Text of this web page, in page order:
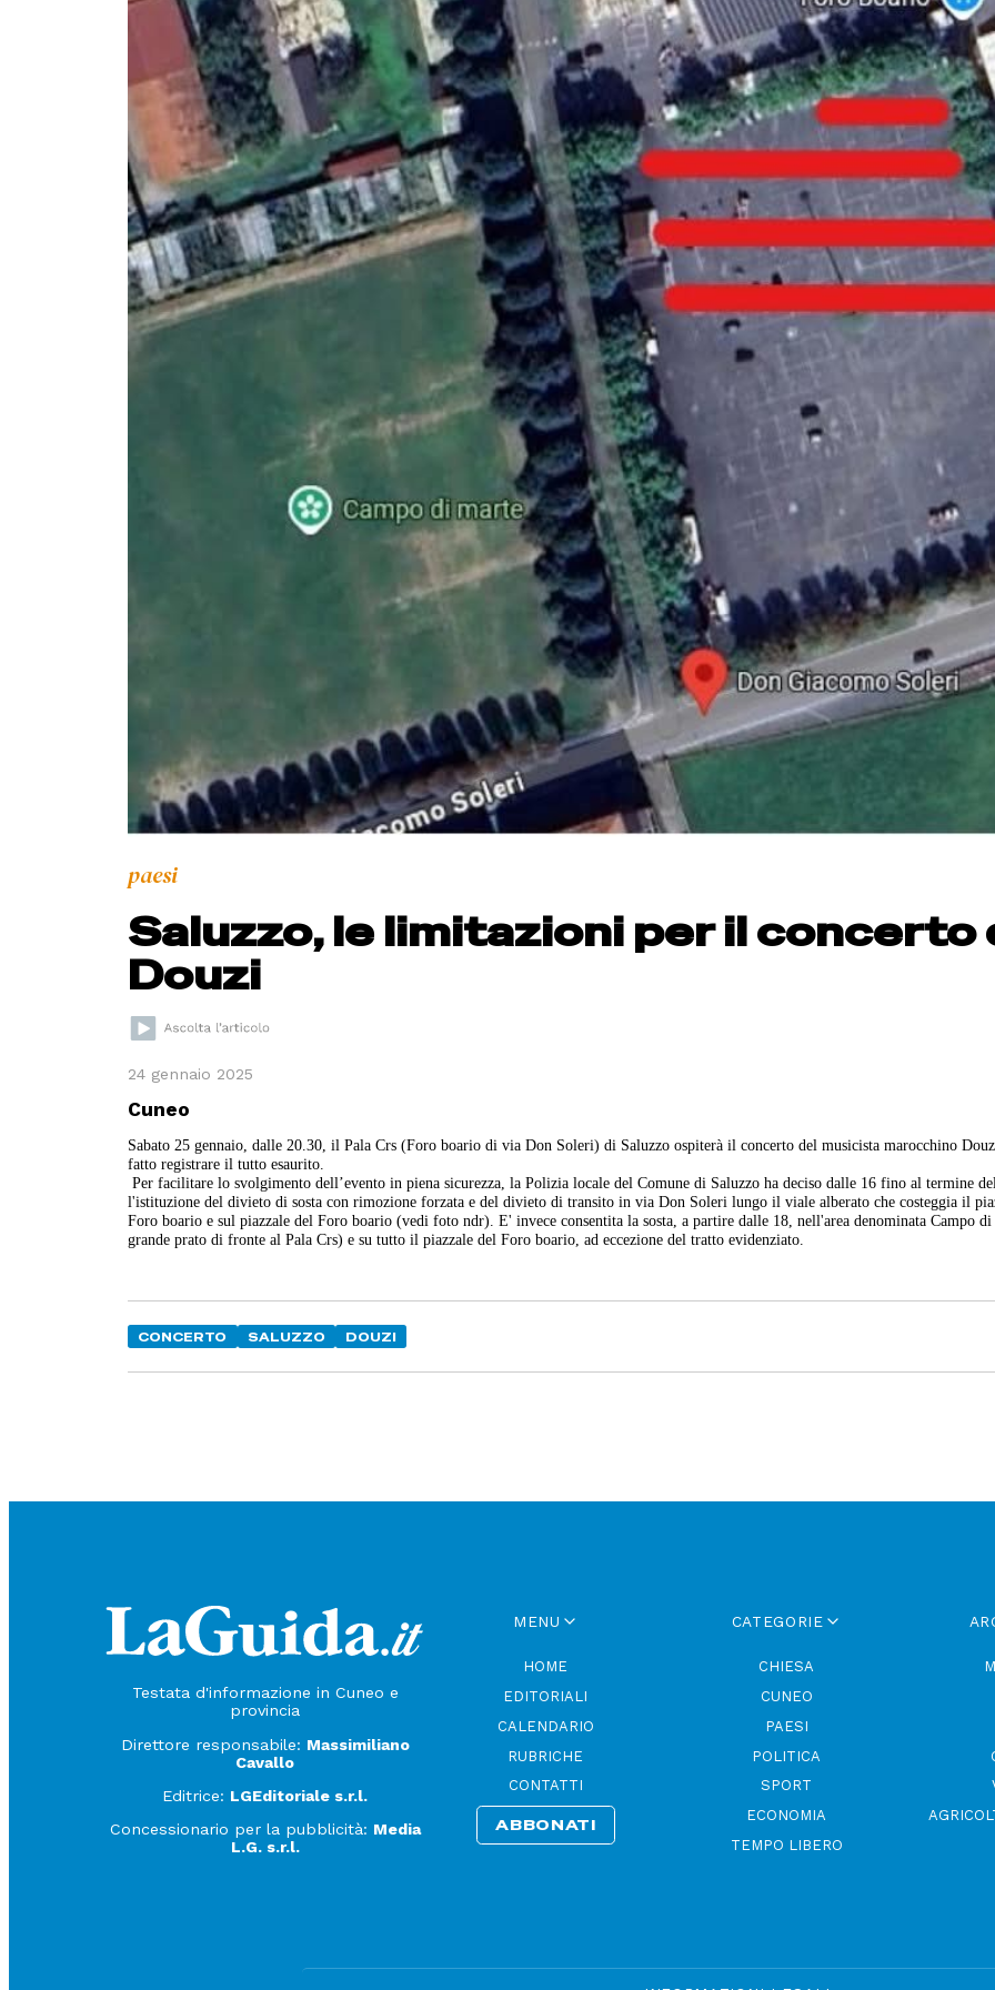
paesi
Saluzzo, le limitazioni per il concerto
Douzi
24 gennaio 2025
Cuneo
Sabato 25 gennaio, dalle 20.30, il Pala Crs (Foro boario di via Don Soleri) di Saluzzo ospiterà il concerto del musicista marocchino
fatto registrare il tutto esaurito.
Per facilitare lo svolgimento dell’evento in piena sicurezza, la Polizia locale del Comune di Saluzzo ha deciso dalle 16 fino al termine
l'istituzione del divieto di sosta con rimozione forzata e del divieto di transito in via Don Soleri lungo il viale alberato che costeggia il
Foro boario e sul piazzale del Foro boario (vedi foto ndr). E' invece consentita la sosta, a partire dalle 18, nell'area denominata Campo
grande prato di fronte al Pala Crs) e su tutto il piazzale del Foro boario, ad eccezione del tratto evidenziato.
CONCERTO SALUZZO DOUZI
Testata d'informazione in Cuneo e
provincia
Direttore responsabile: Massimiliano
Cavallo
Editrice: LGEditoriale s.r.l.
Concessionario per la pubblicità: Media
L.G. s.r.l.
MENU
HOME
EDITORIALI
CALENDARIO
RUBRICHE
CONTATTI
ABBONATI
CATEGORIE
CHIESA
CUNEO
PAESI
POLITICA
SPORT
ECONOMIA
TEMPO LIBERO